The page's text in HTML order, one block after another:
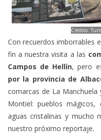
Crédito:
Con recuerdos imborrables
fin a nuestra visita a las
Campos de Hellín, pero
por la provincia de
comarcas de La Manchuela
Montiel: pueblos mágicos,
aguas cristalinas y mucho
nuestro próximo reportaje.